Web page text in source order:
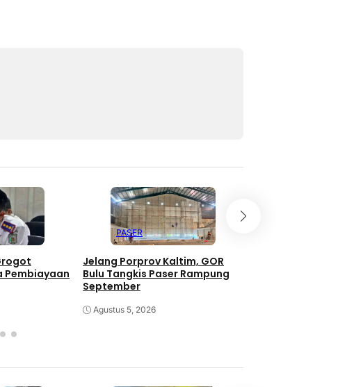
Pembiayaan
PASER
Jelang Porprov Kaltim, GOR
Bulu Tangkis Paser Rampung
September
Agustus 5, 2026